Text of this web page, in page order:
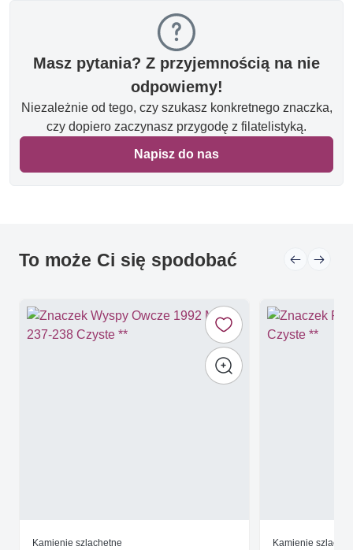
Masz pytania? Z przyjemnością na nie
odpowiemy!
Niezależnie od tego, czy szukasz konkretnego znaczka,
czy dopiero zaczynasz przygodę z filatelistyką.
Napisz do nas
To może Ci się spodobać
Kamienie szlachetne Kamienie